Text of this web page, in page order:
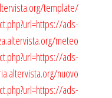
template/
ads-
meteo
ads-
nuovo
ads-